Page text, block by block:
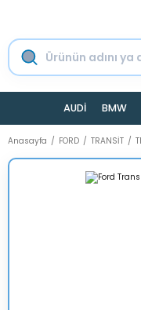
AUDİ BMW
Anasayfa FORD TRANSİT